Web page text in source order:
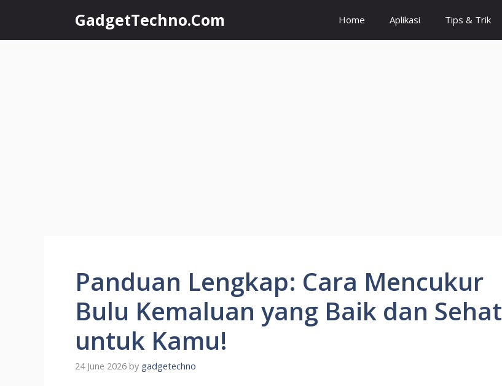
content
GadgetTechno.Com Home Aplikasi Tips & Trik
Panduan Lengkap: Cara Mencukur
Bulu Kemaluan yang Baik dan Sehat
untuk Kamu!
24 June 2026 by gadgetechno